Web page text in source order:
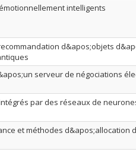
intelligents
d&apos;objets
serveur de négociations
par des réseaux de
et méthodes d&apos;allocation